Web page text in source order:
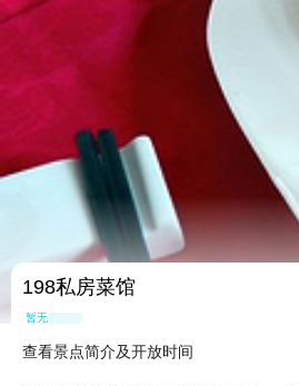
198私房菜馆
暂无点评
查看景点简介及开放时间